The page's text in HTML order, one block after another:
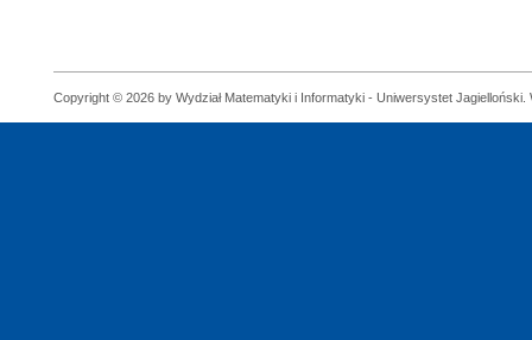
Copyright © 2026 by Wydział Matematyki i Informatyki - Uniwersystet